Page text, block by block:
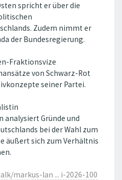
spricht er über die
Zudem nimmt er
der Bundesregierung.
Fraktionsvize
von Schwarz-Rot
seiner Partei.
analysiert Gründe und
bei der Wahl zum
äußert sich zum Verhältnis
markus-lan ... i-2026-100